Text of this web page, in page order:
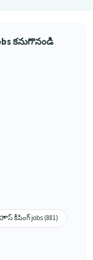
కనుగొనండి
కీపింగ్ jobs (881)